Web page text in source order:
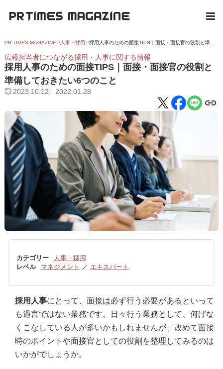
PR TIMES MAGAZINE 人事・採用 採用人事のための面接TIPS｜面接・面接官の役割と準備しておきたい6つのこと
広報担当者につながる採用・人事に関する情報
採用人事のための面接TIPS｜面接・面接官の役割と
準備しておきたい6つのこと
2023.10.12 2022.01.28
カテゴリー
人事・採用
レベル
マネジメント ／ エキスパート
採用人事にとって、面接は必ず行う必要があるといって
も過言ではない業務です。日々行う業務として、何げな
くこなしている人が多いかもしれませんが、改めて面接
時のポイントや面接官としての役割を整理してみるのは
いかがでしょうか。